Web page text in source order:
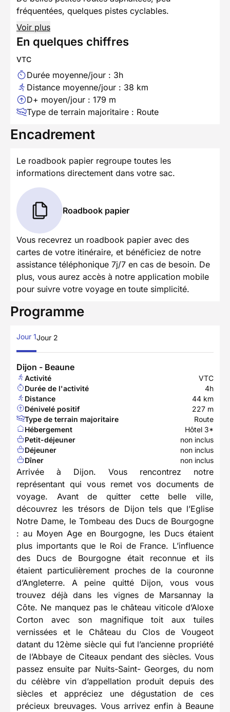
fréquentées, quelques pistes cyclables.
Voir plus
En quelques chiffres
VTC
Durée moyenne/jour : 3h
Distance moyenne/jour : 38 km
D+ moyen/jour : 179 m
Type de terrain majoritaire : Route
Encadrement
Le roadbook papier regroupe toutes les
informations directement dans votre sac.
Roadbook papier
Vous recevrez un roadbook papier avec des
cartes de votre itinéraire, et bénéficiez de notre
assistance téléphonique 7j/7 en cas de besoin. De
plus, vous aurez accès à notre application mobile
pour suivre votre voyage en toute simplicité.
Programme
Jour 1Jour 2
Dijon - Beaune
Activité
VTC
Durée de l'activité
4h
Distance
44 km
Dénivelé positif
227 m
Type de terrain majoritaire
Route
Hébergement
Hôtel 3*
Petit-déjeuner
non inclus
Déjeuner
non inclus
Dîner
non inclus
Arrivée à Dijon. Vous rencontrez notre
représentant qui vous remet vos documents de
voyage. Avant de quitter cette belle ville,
découvrez les trésors de Dijon tels que l’Eglise
Notre Dame, le Tombeau des Ducs de Bourgogne
: au Moyen Age en Bourgogne, les Ducs étaient
plus importants que le Roi de France. L’influence
des Ducs de Bourgogne était reconnue et ils
étaient particulièrement proches de la couronne
d’Angleterre. A peine quitté Dijon, vous vous
trouvez déjà dans les vignes de Marsannay la
Côte. Ne manquez pas le château viticole d’Aloxe
Corton avec son magnifique toit aux tuiles
vernissées et le Château du Clos de Vougeot
datant du 12ème siècle qui fut l’ancienne propriété
de l’Abbaye de Citeaux pendant des siècles. Vous
passez ensuite par Nuits-Saint- Georges, du nom
du célèbre vin d’appellation produit depuis des
siècles et appréciez une dégustation de ces
précieux breuvages. Vous arrivez enfin à Beaune